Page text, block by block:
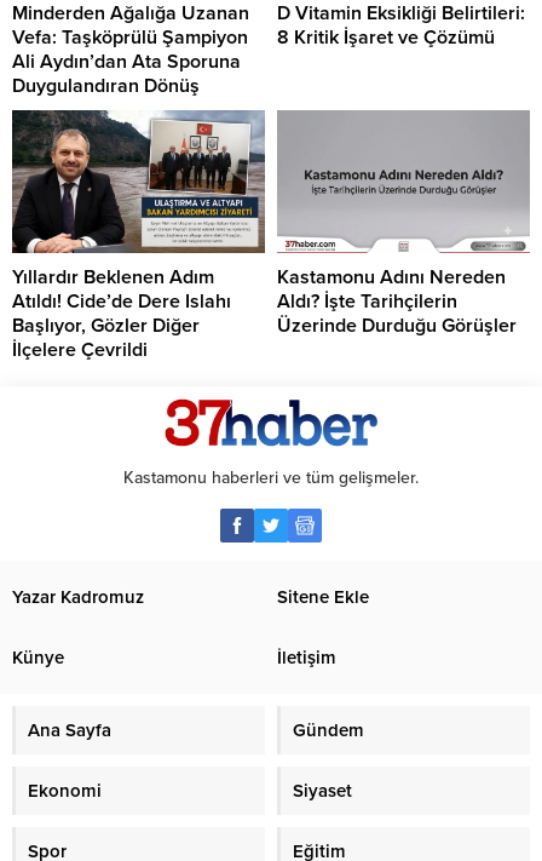
Minderden Ağalığa Uzanan
Vefa: Taşköprülü Şampiyon
Ali Aydın’dan Ata Sporuna
Duygulandıran Dönüş
D Vitamin Eksikliği Belirtileri:
8 Kritik İşaret ve Çözümü
Yıllardır Beklenen Adım
Atıldı! Cide’de Dere Islahı
Başlıyor, Gözler Diğer
İlçelere Çevrildi
Kastamonu Adını Nereden
Aldı? İşte Tarihçilerin
Üzerinde Durduğu Görüşler
Kastamonu haberleri ve tüm gelişmeler.
Yazar Kadromuz Sitene Ekle
Künye İletişim
Ana Sayfa Gündem
Ekonomi Siyaset
Spor Eğitim